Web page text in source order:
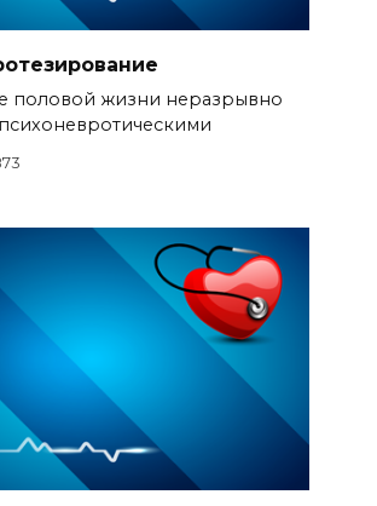
половой жизни неразрывно